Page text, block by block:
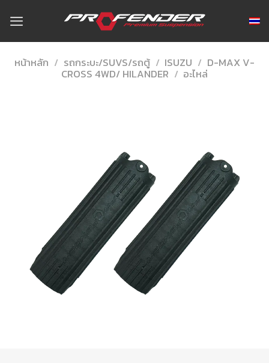
content
หน้าหลัก / รถกระบะ/SUVS/รถตู้ / ISUZU / D-MAX V-
CROSS 4WD/ HILANDER / อะไหล่